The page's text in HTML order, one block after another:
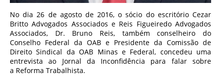
No dia 26 de agosto de 2016, o sócio do escritório Cezar
Britto Advogados Associados e Reis Figueiredo Advogados
Associados, Dr. Bruno Reis, também conselheiro do
Conselho Federal da OAB e Presidente da Comissão de
Direito Sindical da OAB Minas e Federal, concedeu uma
entrevista ao Jornal da Inconfidência para falar sobre
a Reforma Trabalhista.